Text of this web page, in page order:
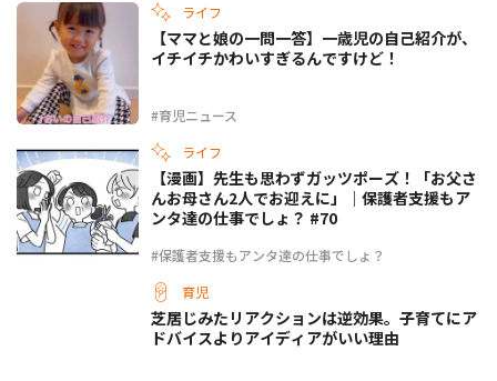
ライフ
#育児ニュース
【ママと娘の一問一答】一歳児の自己紹介が、
イチイチかわいすぎるんですけど！
ライフ
#保護者支援もアンタ達の仕事でしょ？
【漫画】先生も思わずガッツポーズ！「お父さ
んお母さん2人でお迎えに」｜保護者支援もア
ンタ達の仕事でしょ？ #70
育児
芝居じみたリアクションは逆効果。子育てにア
ドバイスよりアイディアがいい理由